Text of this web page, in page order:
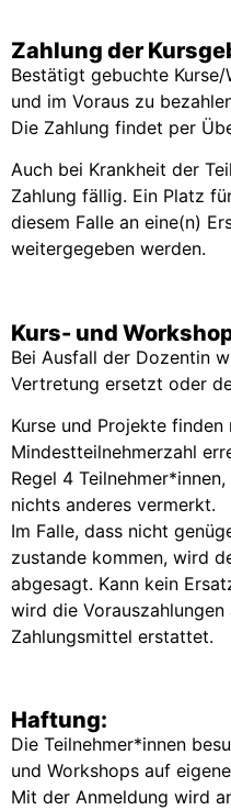
Zahlung der
Bestätigt gebuchte
und im Voraus zu
Die Zahlung findet per
Auch bei Krankheit der
Zahlung fällig. Ein Platz
diesem Falle an eine(n)
weitergegeben werden.
Kurs- und
Bei Ausfall der Dozentin
Vertretung ersetzt oder
Kurse und Projekte
Mindestteilnehmerzahl
Regel 4
nichts anderes vermerkt.
Im Falle, dass nicht
zustande kommen, wird
abgesagt. Kann kein
wird die
Zahlungsmittel erstattet.
Haftung:
Die Teilnehmer*innen
und Workshops auf
Mit der Anmeldung wird